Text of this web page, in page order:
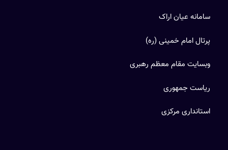
سامانه عیان اراک
پرتال امام خمینی (ره)
وبسایت مقام معظم رهبری
ریاست جمهوری
استانداری مرکزی